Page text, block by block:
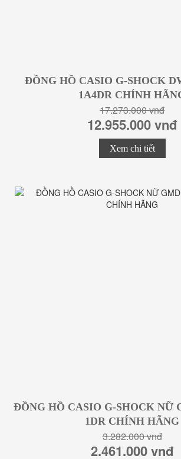
ĐỒNG HỒ CASIO G-SHOCK
1A4DR CHÍNH
17.273.000 vnđ
12.955.000 vnđ
Xem chi tiết
ĐỒNG HỒ CASIO G-SHOCK NỮ
1DR CHÍNH HÃNG
3.282.000 vnđ
2.461.000 vnđ